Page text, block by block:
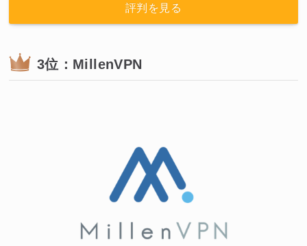
評判を見る
3位：MillenVPN